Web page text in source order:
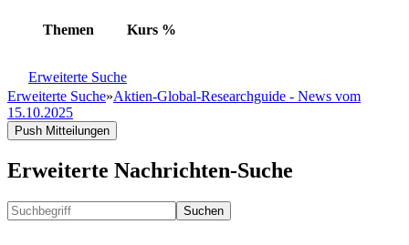
Themen Kurs %
Erweiterte Suche
Erweiterte Suche»Aktien-Global-Researchguide - News vom
15.10.2025
Push Mitteilungen
Erweiterte Nachrichten-Suche
Suchen